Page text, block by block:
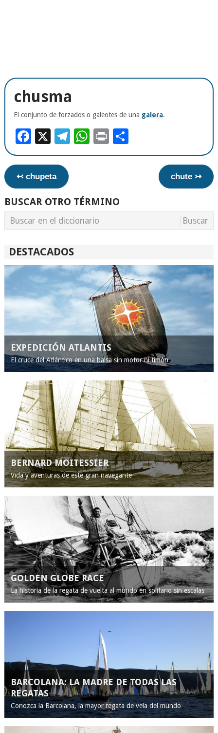
chusma
El conjunto de forzados o galeotes de una galera.
Facebook
X Telegram
WhatsApp
Print
↢ chupeta chute ↣
BUSCAR OTRO TÉRMINO
DESTACADOS
EXPEDICIÓN ATLANTIS
El cruce del Atlántico en una balsa sin motor ni timón
BERNARD MOITESSIER
Vida y aventuras de este gran navegante
GOLDEN GLOBE RACE
La historia de la regata de vuelta al mundo en solitario sin escalas
BARCOLANA: LA MADRE DE TODAS LAS
REGATAS
Conozca la Barcolana, la mayor regata de vela del mundo